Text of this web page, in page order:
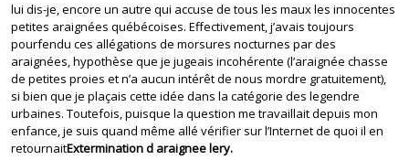
lui dis-je, encore un autre qui accuse de tous les maux les innocentes
petites araignées québécoises. Effectivement, j’avais toujours
pourfendu ces allégations de morsures nocturnes par des
araignées, hypothèse que je jugeais incohérente (l’araignée chasse
de petites proies et n’a aucun intérêt de nous mordre gratuitement),
si bien que je plaçais cette idée dans la catégorie des legendre
urbaines. Toutefois, puisque la question me travaillait depuis mon
enfance, je suis quand même allé vérifier sur l’Internet de quoi il en
retournaitExtermination d araignee lery.